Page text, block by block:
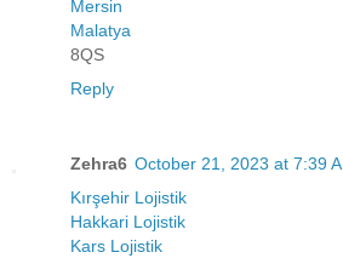
Mersin
Malatya
8QS
Reply
Zehra6 October 21, 2023 at 7:39
Kırşehir Lojistik
Hakkari Lojistik
Kars Lojistik